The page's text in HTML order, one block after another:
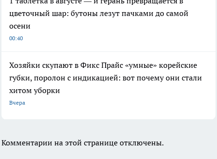
цветочный шар: бутоны лезут пачками до самой
осени
00:40
Хозяйки скупают в Фикс Прайс «умные» корейские
губки, поролон с индикацией: вот почему они стали
хитом уборки
Вчера
Комментарии на этой странице отключены.